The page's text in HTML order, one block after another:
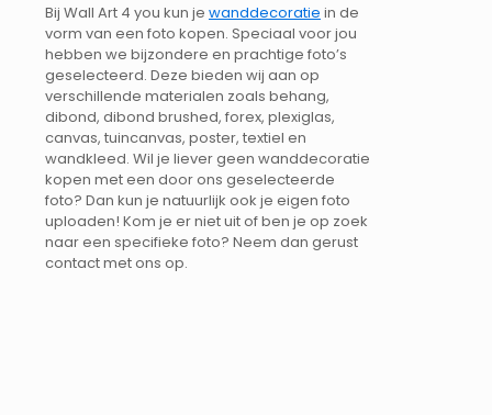
Bij Wall Art 4 you kun je wanddecoratie in de
vorm van een foto kopen. Speciaal voor jou
hebben we bijzondere en prachtige foto’s
geselecteerd. Deze bieden wij aan op
verschillende materialen zoals behang,
dibond, dibond brushed, forex, plexiglas,
canvas, tuincanvas, poster, textiel en
wandkleed. Wil je liever geen wanddecoratie
kopen met een door ons geselecteerde
foto? Dan kun je natuurlijk ook je eigen foto
uploaden! Kom je er niet uit of ben je op zoek
naar een specifieke foto? Neem dan gerust
contact met ons op.